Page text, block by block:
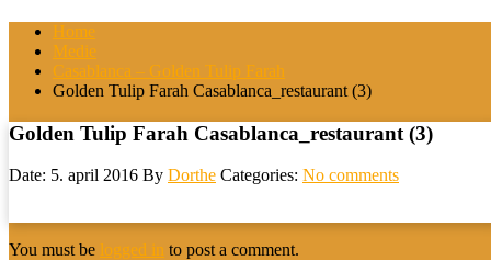
Home
Medie
Casablanca – Golden Tulip Farah
Golden Tulip Farah Casablanca_restaurant (3)
Golden Tulip Farah Casablanca_restaurant (3)
Date: 5. april 2016 By Dorthe Categories: No comments
You must be logged in to post a comment.